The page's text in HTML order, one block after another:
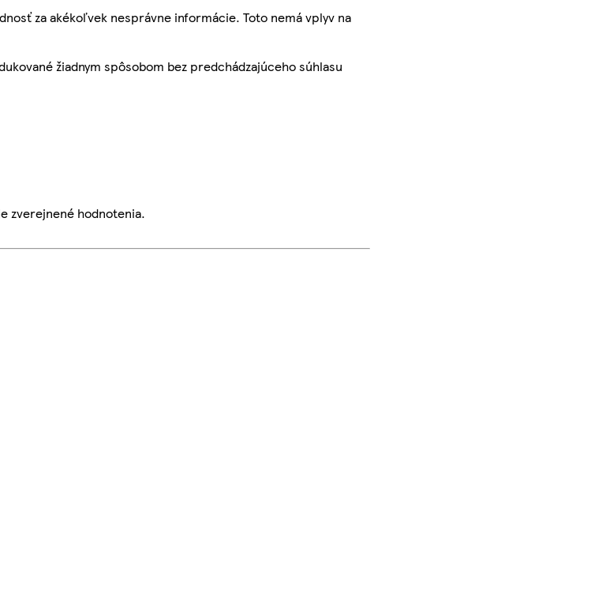
za akékoľvek nesprávne informácie. Toto nemá vplyv na
žiadnym spôsobom bez predchádzajúceho súhlasu
zverejnené hodnotenia.